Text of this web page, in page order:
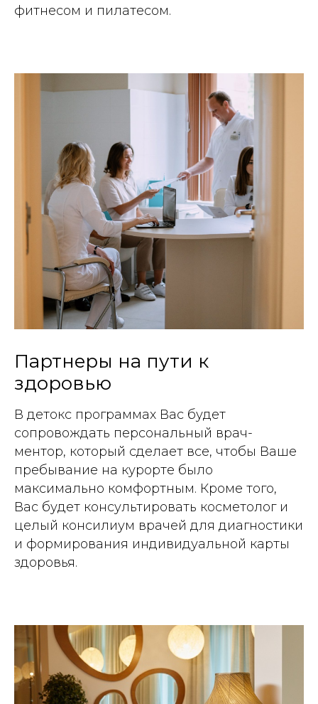
фитнесом и пилатесом.
Партнеры на пути к
здоровью
В детокс программах Вас будет
сопровождать персональный врач-
ментор, который сделает все, чтобы Ваше
пребывание на курорте было
максимально комфортным. Кроме того,
Вас будет консультировать косметолог и
целый консилиум врачей для диагностики
и формирования индивидуальной карты
здоровья.